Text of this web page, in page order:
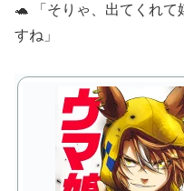
🐢 「そりゃ、出てくれて
すね」